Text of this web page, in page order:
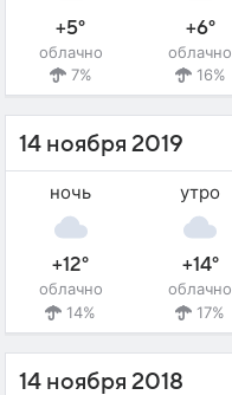
+5°
облачно
7%
+6°
облачно
16%
14 ноября 2019
ночь
+12°
облачно
14%
утро
+14°
облачно
17%
14 ноября 2018